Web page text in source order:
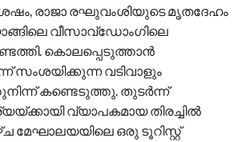
രാജാ രഘുവംശിയുടെ മൃതദേഹം
വീസാവ്‌ഡോംഗിലെ
കൊലപ്പെടുത്താൻ
സംശയിക്കുന്ന വടിവാളും
കണ്ടെടുത്തു. തുടർന്ന്
വ്യാപകമായ തിരച്ചിൽ
മേഘാലയയിലെ ഒരു ടൂറിസ്റ്റ്